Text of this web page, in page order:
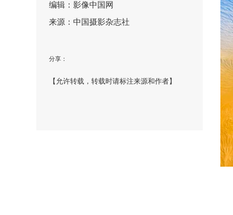
编辑：影像中国网
来源：中国摄影杂志社
分享：
【允许转载，转载时请标注来源和作者】